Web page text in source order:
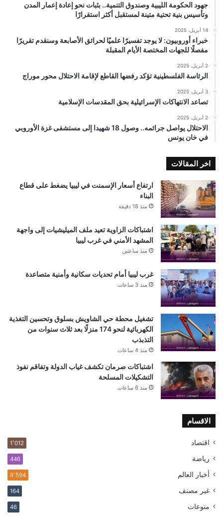
جهود الحكومة الليبية وصندوق التنمية.. بثبات نحو إعادة إعمار المدن
وتأسيس بنية تحتية متينة لمستقبل أكثر استقرارًا
14 أبريل، 2025
خبراء أوروبيون: لا يوجد تفسيرًا علميًا لحرائق الأصابعة وسنقدم تقريرًا
مفصلًا للجهات المختصة الأيام المقبلة
2 أبريل، 2025
الرئاسة الفلسطينية تؤكد رفضها القاطع لإقامة الاحتلال محور موراج
3 أبريل، 2025
تصاعد الانتهاكات الإسرائيلية بحق المقدسات الإسلامية
2 أبريل، 2025
الاحتلال يواصل جرائمه.. وصول 18 شهيدا إلى مستشفى غزة الأوروبي
في خان يونس
اخر المقالات
ارتفاع أسعار الإسمنت في ليبيا يضغط على قطاع
البناء
منذ 18 دقيقة
اشتباكات الزاوية تعيد ملف الميليشيات إلى واجهة
المشهد الأمني في غرب ليبيا
منذ ساعتين
غرب ليبيا أمام تحديات سكانية وأمنية متصاعدة
منذ 3 ساعات
تشغيل محطة حي الشاويش بسلوق وتحسين التغذية
الكهربائية لنحو 174 منزلًا بعد ثلاث سنوات من
التذبذب
منذ 4 ساعات
اشتباكات صرمان تكشف غياب الدولة وتفاقم نفوذ
التشكيلات المسلحة
منذ 6 ساعات
الاقسام
اقتصاد 1٬012
رياضة 446
أخبار العالم 8٬594
غير مصنف 164
منوعات 46